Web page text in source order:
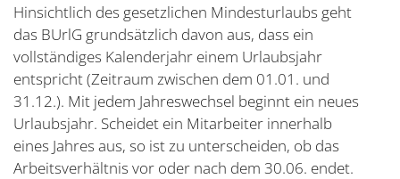
Hinsichtlich des gesetzlichen Mindesturlaubs geht
das BUrlG grundsätzlich davon aus, dass ein
vollständiges Kalenderjahr einem Urlaubsjahr
entspricht (Zeitraum zwischen dem 01.01. und
31.12.). Mit jedem Jahreswechsel beginnt ein neues
Urlaubsjahr. Scheidet ein Mitarbeiter innerhalb
eines Jahres aus, so ist zu unterscheiden, ob das
Arbeitsverhältnis vor oder nach dem 30.06. endet.